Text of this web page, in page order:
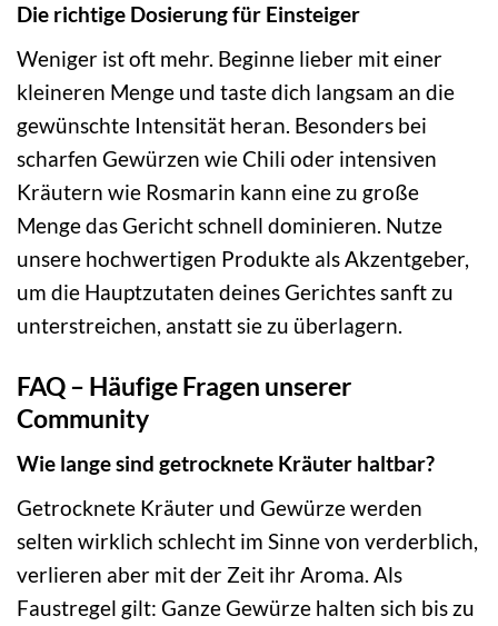
Die richtige Dosierung für Einsteiger
Weniger ist oft mehr. Beginne lieber mit einer
kleineren Menge und taste dich langsam an die
gewünschte Intensität heran. Besonders bei
scharfen Gewürzen wie Chili oder intensiven
Kräutern wie Rosmarin kann eine zu große
Menge das Gericht schnell dominieren. Nutze
unsere hochwertigen Produkte als Akzentgeber,
um die Hauptzutaten deines Gerichtes sanft zu
unterstreichen, anstatt sie zu überlagern.
FAQ – Häufige Fragen unserer
Community
Wie lange sind getrocknete Kräuter haltbar?
Getrocknete Kräuter und Gewürze werden
selten wirklich schlecht im Sinne von verderblich,
verlieren aber mit der Zeit ihr Aroma. Als
Faustregel gilt: Ganze Gewürze halten sich bis zu